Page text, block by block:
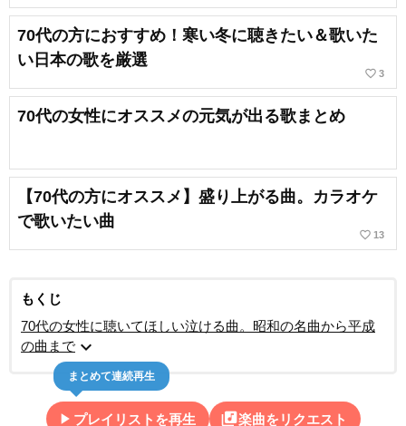
70代の方におすすめ！寒い冬に聴きたい＆歌いた
い日本の歌を厳選
favorite_border 3
70代の女性にオススメの元気が出る歌まとめ
【70代の方にオススメ】盛り上がる曲。カラオケ
で歌いたい曲
favorite_border 13
もくじ
70代の女性に聴いてほしい泣ける曲。昭和の名曲から平成
の曲まで expand_more
play_arrow プレイリストを再生
まとめて連続再生
library_music楽曲をリクエスト